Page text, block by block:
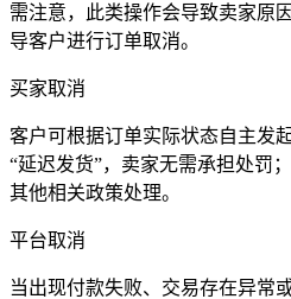
需注意，此类操作会导致卖家原
导客户进行订单取消。
买家取消
客户可根据订单实际状态自主发
“延迟发货”，卖家无需承担处罚
其他相关政策处理。
平台取消
当出现付款失败、交易存在异常